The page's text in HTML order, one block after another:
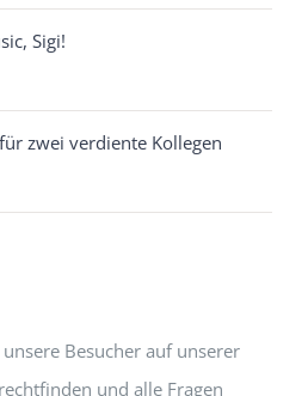
Sigi!
zwei verdiente Kollegen
Besucher auf unserer
und alle Fragen